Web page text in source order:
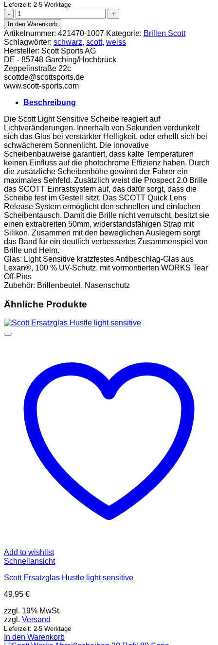
Lieferzeit: 2-5 Werktage
Scott
Brille
Prospect
2.0
schwarz
light
sensit.
Menge
In den Warenkorb
Artikelnummer: 421470-1007 Kategorie: Brillen Scott
Schlagwörter: schwarz, scott, weiss
Hersteller: Scott Sports AG
DE - 85748 Garching/Hochbrück
Zeppelinstraße 22c
scottde@scott­sports.de
www.scott-sports.com
Beschreibung
Die Scott Light Sensitive Scheibe reagiert auf
Lichtveränderungen. Innerhalb von Sekunden verdunkelt
sich das Glas bei verstärkter Helligkeit, oder erhellt sich bei
schwächerem Sonnenlicht. Die innovative
Scheibenbauweise garantiert, dass kalte Temperaturen
keinen Einfluss auf die photochrome Effizienz haben. Durch
die zusätzliche Scheibenhöhe gewinnt der Fahrer ein
maximales Sehfeld. Zusätzlich weist die Prospect 2.0 Brille
das SCOTT Einrastsystem auf, das dafür sorgt, dass die
Scheibe fest im Gestell sitzt. Das SCOTT Quick Lens
Release System ermöglicht den schnellen und einfachen
Scheibentausch. Damit die Brille nicht verrutscht, besitzt sie
einen extrabreiten 50mm, widerstandsfähigen Strap mit
Silikon. Zusammen mit den beweglichen Auslegern sorgt
das Band für ein deutlich verbessertes Zusammenspiel von
Brille und Helm.
Glas: Light Sensitive kratzfestes Antibeschlag-Glas aus
Lexan®, 100 % UV-Schutz, mit vormontierten WORKS Tear
Off-Pins
Zubehör: Brillenbeutel, Nasenschutz
Ähnliche Produkte
Add to wishlist
Schnellansicht
Scott Ersatzglas Hustle light sensitive
49,95 €
zzgl. 19% MwSt.
zzgl. Versand
Lieferzeit: 2-5 Werktage
In den Warenkorb